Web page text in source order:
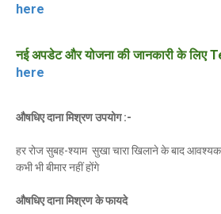
here
नई अपडेट और योजना की जानकारी के
here
औषधिए दाना मिश्रण उपयोग :-
हर रोज सुबह-श्याम सुखा चारा खिलाने के बाद
कभी भी बीमार नहीं होंगे
औषधिए दाना मिश्रण के फायदे